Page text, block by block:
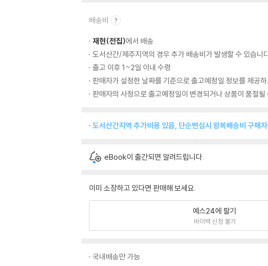
배송비
재현(전집)에서 배송
도서산간/제주지역의 경우 추가 배송비가 발생할 수 있습니
출고 이후 1~2일 이내 수령
판매자가 설정한 날짜를 기준으로 출고예정일 정보를 제공
판매자의 사정으로 출고예정일이 변경되거나 상품이 품절될
도서산간지역 추가비용 있음, 단순변심시 왕복배송비 구매
eBook이 출간되면 알려드립니다.
이미 소장하고 있다면 판매해 보세요.
예스24에 팔기
바이백 신청 불가
국내배송만 가능